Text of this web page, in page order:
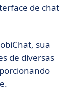
de chat
sua
de diversas